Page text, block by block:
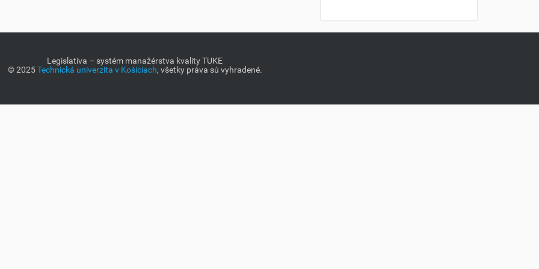
Legislatíva – systém manažérstva kvality TUKE
© 2025Technická univerzita v Košiciach, všetky práva sú vyhradené.